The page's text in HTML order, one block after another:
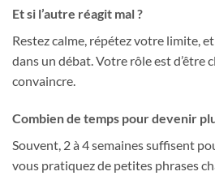
Et si l’autre réagit mal ?
Restez calme, répétez votre limite,
dans un débat. Votre rôle est d’être
convaincre.
Combien de temps pour devenir
Souvent, 2 à 4 semaines suffisent
vous pratiquez de petites phrases